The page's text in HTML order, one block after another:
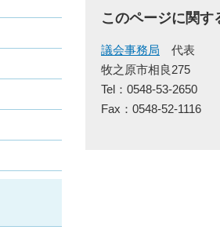
このページに関す
議会事務局
代表
牧之原市相良275
Tel：0548-53-2650
Fax：0548-52-1116